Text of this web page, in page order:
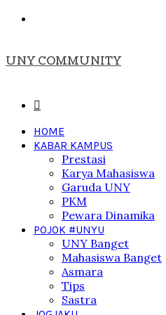
UNY COMMUNITY
HOME
KABAR KAMPUS
Prestasi
Karya Mahasiswa
Garuda UNY
PKM
Pewara Dinamika
POJOK #UNYU
UNY Banget
Mahasiswa Banget
Asmara
Tips
Sastra